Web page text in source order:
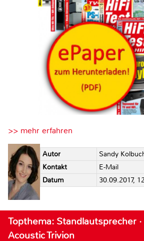
>> mehr erfahren
Autor
Sandy
Kontakt
E-Mail
Datum
30.09.2017,
Topthema: Standlautsprecher
Acoustic Trivion